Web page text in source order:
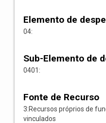
Elemento de
04:
Sub-Elemento de
0401:
Fonte de Recurso
3:Recursos próprios de
vinculados